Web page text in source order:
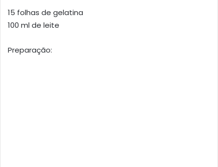
15 folhas de gelatina
100 ml de leite
Preparação: